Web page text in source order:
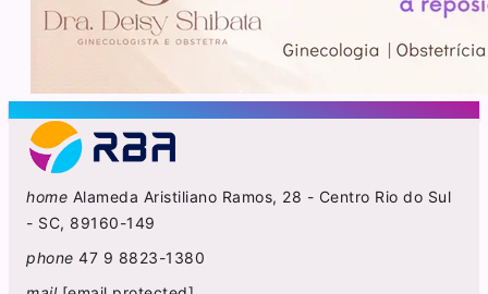
home Alameda Aristiliano Ramos, 28 - Centro Rio do Sul
- SC, 89160-149
phone 47 9 8823-1380